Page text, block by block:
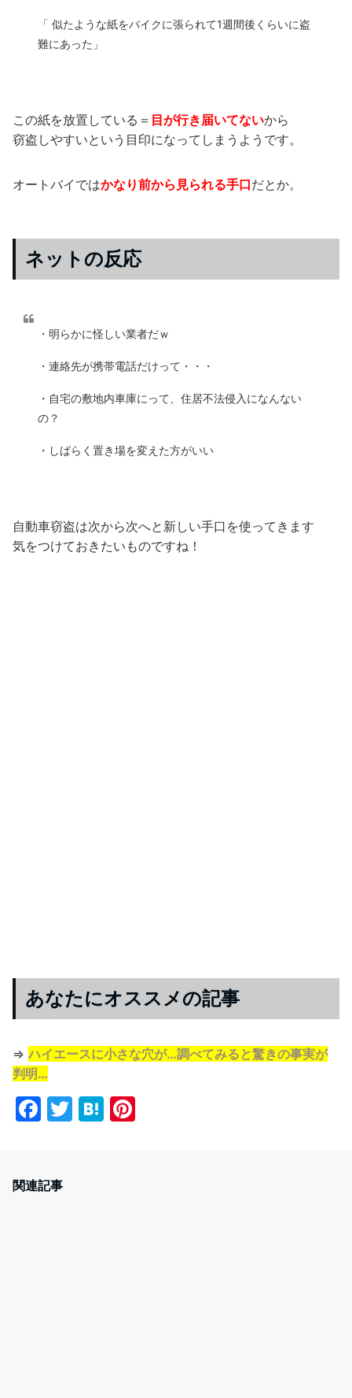
「 似たような紙をバイクに張られて1週間後くらいに盗
難にあった」
この紙を放置している＝ 目が行き届いてないから
窃盗しやすいという目印になってしまうようです。
オートバイではかなり前から見られる手口だとか。
ネットの反応
・明らかに怪しい業者だｗ
・連絡先が携帯電話だけって・・・
・自宅の敷地内車庫にって、住居不法侵入になんない
の？
・しばらく置き場を変えた方がいい
自動車窃盗は次から次へと新しい手口を使ってきます
気をつけておきたいものですね！
あなたにオススメの記事
⇒ハイエースに小さな穴が…調べてみると驚きの事実が
判明…
F
e
T
H
関連記事